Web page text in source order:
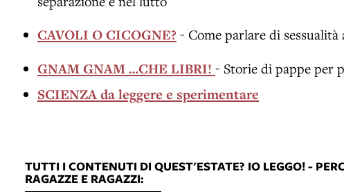
CAVOLI O CICOGNE? - Come parlare di sessualità
GNAM GNAM …CHE LIBRI! - Storie di pappe per
SCIENZA da leggere e sperimentare
TUTTI I CONTENUTI DI QUEST'ESTATE? IO LEGGO! -
RAGAZZE E RAGAZZI: